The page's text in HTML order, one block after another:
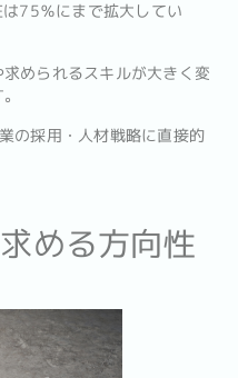
75％にまで拡大してい
められるスキルが大きく変
の採用・人材戦略に直接的
める方向性